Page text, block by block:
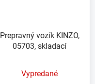
Prepravný vozík KINZO,
05703, skladací
Vypredané